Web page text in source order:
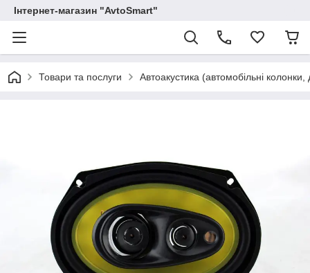
Інтернет-магазин "AvtoSmart"
Товари та послуги Автоакустика (автомобільні колонки,